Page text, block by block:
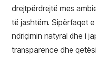
drejtpërdrejtë mes
të jashtëm. Sipërfaqet
ndriçimin natyral dhe i
transparence dhe